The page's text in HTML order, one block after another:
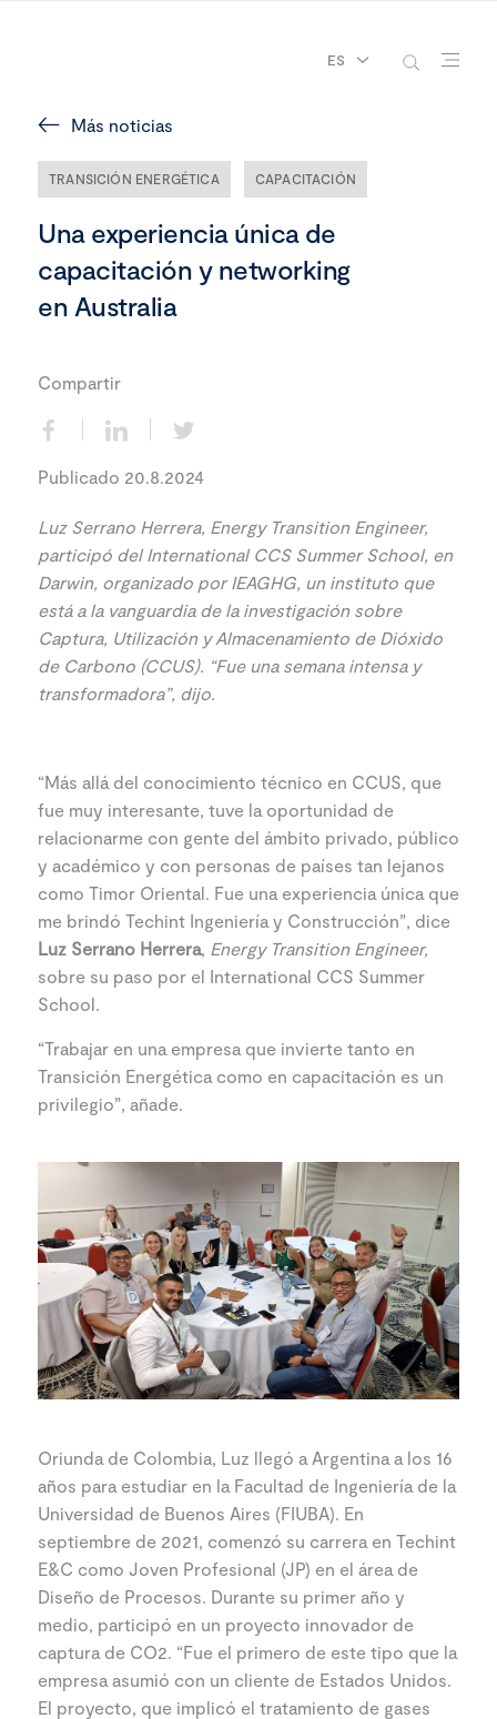
ES
Más noticias
TRANSICIÓN ENERGÉTICA CAPACITACIÓN
Una experiencia única de
capacitación y networking
en Australia
Compartir
Publicado 20.8.2024
Luz Serrano Herrera, Energy Transition Engineer,
participó del International CCS Summer School, en
Darwin, organizado por IEAGHG, un instituto que
está a la vanguardia de la investigación sobre
Captura, Utilización y Almacenamiento de Dióxido
de Carbono (CCUS). “Fue una semana intensa y
transformadora”, dijo.
“Más allá del conocimiento técnico en CCUS, que
fue muy interesante, tuve la oportunidad de
relacionarme con gente del ámbito privado, público
y académico y con personas de países tan lejanos
como Timor Oriental. Fue una experiencia única que
me brindó Techint Ingeniería y Construcción”, dice
Luz Serrano Herrera, Energy Transition Engineer,
sobre su paso por el International CCS Summer
School.
“Trabajar en una empresa que invierte tanto en
Transición Energética como en capacitación es un
privilegio”, añade.
Oriunda de Colombia, Luz llegó a Argentina a los 16
años para estudiar en la Facultad de Ingeniería de la
Universidad de Buenos Aires (FIUBA). En
septiembre de 2021, comenzó su carrera en Techint
E&C como Joven Profesional (JP) en el área de
Diseño de Procesos. Durante su primer año y
medio, participó en un proyecto innovador de
captura de CO2. “Fue el primero de este tipo que la
empresa asumió con un cliente de Estados Unidos.
El proyecto, que implicó el tratamiento de gases